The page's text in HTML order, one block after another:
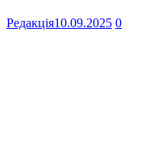
Редакція10.09.2025 0